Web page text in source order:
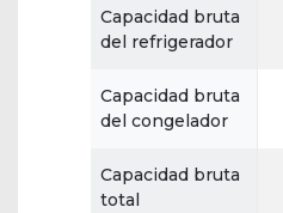
Capacidad bruta
del refrigerador
Capacidad bruta
del congelador
Capacidad bruta
total